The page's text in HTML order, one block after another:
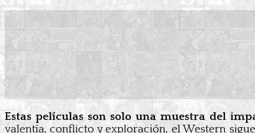
Estas películas son solo una muestra del
valentía, conflicto y exploración, el Western